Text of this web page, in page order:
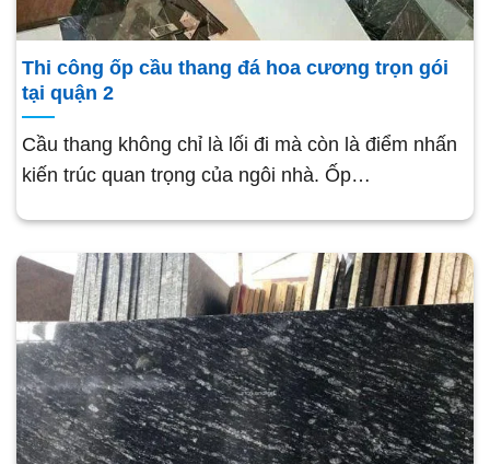
Thi công ốp cầu thang đá hoa cương trọn gói
tại quận 2
Cầu thang không chỉ là lối đi mà còn là điểm nhấn
kiến trúc quan trọng của ngôi nhà. Ốp…